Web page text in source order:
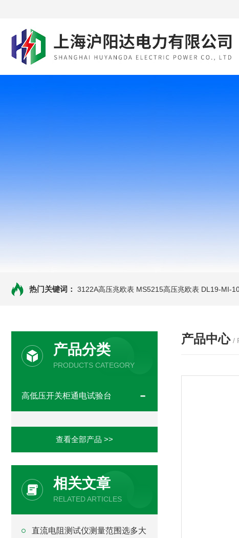
热门关键词： 3122A高压兆欧表 MS5215高压兆欧表 DL19-MI-
产品分类
PRODUCTS CATEGORY
高低压开关柜通电试验台
查看全部产品 >>
相关文章
RELATED ARTICLES
直流电阻测试仪测量范围选多大
产品中心 /